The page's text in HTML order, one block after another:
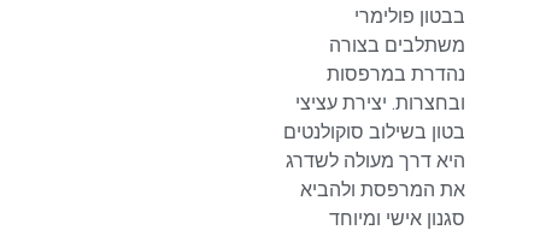
בבטון פולימרי
משתלבים בצורה
נהדרת במרפסות
ובחצרות. יצירתעציצי
בטון בשילוב סוקולנטים
היא דרך מעולה לשדרג
את המרפסת ולהביא
סגנון אישי ומיוחד